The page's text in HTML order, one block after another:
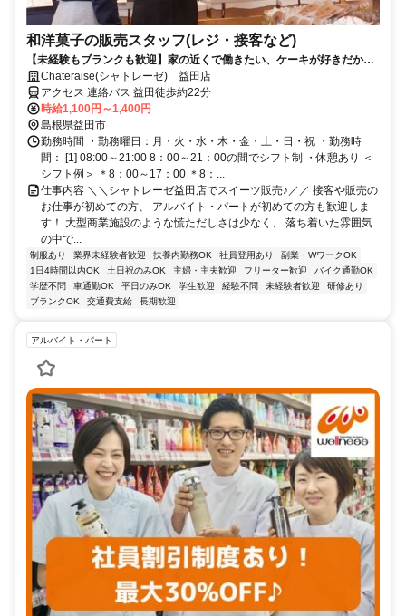
和洋菓子の販売スタッフ(レジ・接客など)
【未経験もブランクも歓迎】家の近くで働きたい、ケーキが好きだから
働きたい、など軽い気持ちでスタート♪先輩たちも同じような理由で、未
経験から始めました＊だから「できなかったらどうしよう…」なんて不
安はなし！みんな同じです☆
Chateraise(シャトレーゼ) 益田店
アクセス 連絡バス 益田徒歩約22分
時給1,100円～1,400円
島根県益田市
勤務時間 ・勤務曜日：月・火・水・木・金・土・日・祝 ・勤務時
間： [1] 08:00～21:00 8：00～21：00の間でシフト制 ・休憩あり ＜
シフト例＞ ＊8：00～17：00 ＊8：...
仕事内容 ＼＼シャトレーゼ益田店でスイーツ販売♪／／ 接客や販売の
お仕事が初めての方、 アルバイト・パートが初めての方も歓迎しま
す！ 大型商業施設のような慌ただしさは少なく、 落ち着いた雰囲気
の中で...
制服あり 業界未経験者歓迎 扶養内勤務OK 社員登用あり
副業・WワークOK
1日4時間以内OK
土日祝のみOK 主婦・主夫歓迎 フリーター歓迎
バイク通勤OK
学歴不問
車通勤OK 平日のみOK 学生歓迎 経験不問 未経験者歓迎
研修あり
ブランクOK
交通費支給 長期歓迎
アルバイト・パート